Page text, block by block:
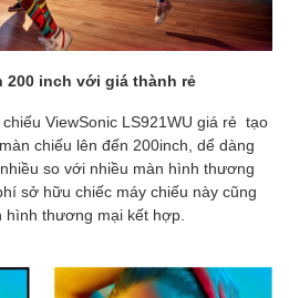
200 inch với giá thành rẻ
ViewSonic LS921WU giá rẻ tạo
chiếu lên đến 200inch, dể dàng
so với nhiều màn hình thương
sở hữu chiếc máy chiếu này cũng
thương mại kết hợp.